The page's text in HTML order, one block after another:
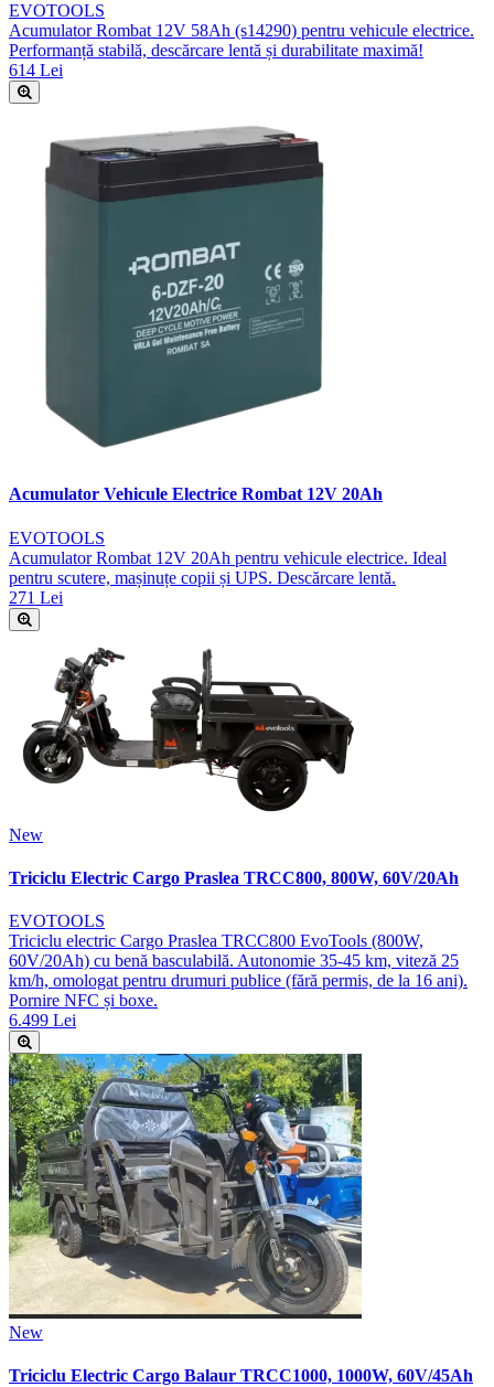
EVOTOOLS
Acumulator Rombat 12V 58Ah (s14290) pentru vehicule electrice.
Performanță stabilă, descărcare lentă și durabilitate maximă!
614 Lei
Acumulator Vehicule Electrice Rombat 12V 20Ah
EVOTOOLS
Acumulator Rombat 12V 20Ah pentru vehicule electrice. Ideal
pentru scutere, mașinuțe copii și UPS. Descărcare lentă.
271 Lei
New
Triciclu Electric Cargo Praslea TRCC800, 800W, 60V/20Ah
EVOTOOLS
Triciclu electric Cargo Praslea TRCC800 EvoTools (800W,
60V/20Ah) cu benă basculabilă. Autonomie 35-45 km, viteză 25
km/h, omologat pentru drumuri publice (fără permis, de la 16 ani).
Pornire NFC și boxe.
6.499 Lei
New
Triciclu Electric Cargo Balaur TRCC1000, 1000W, 60V/45Ah